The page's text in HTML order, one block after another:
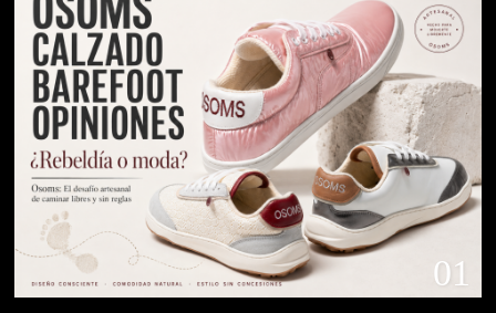
01